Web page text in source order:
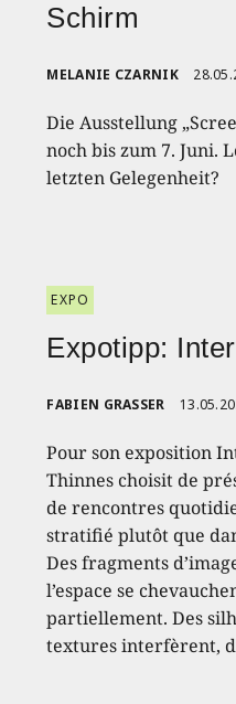
Schirm
MELANIE CZARNIK
Die Ausstellung
noch bis zum 7. Juni.
letzten Gelegenheit?
EXPO
Expotipp:
FABIEN GRASSER
Pour son exposition
Thinnes choisit de
de rencontres
stratifié plutôt que
Des fragments
l’espace se
partiellement. Des
textures interfèrent,